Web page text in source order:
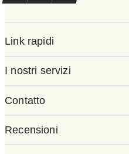
Link rapidi
I nostri servizi
Contatto
Recensioni